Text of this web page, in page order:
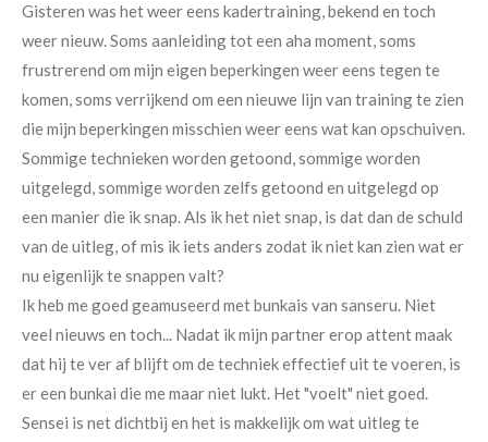
Gisteren was het weer eens kadertraining, bekend en toch
weer nieuw. Soms aanleiding tot een aha moment, soms
frustrerend om mijn eigen beperkingen weer eens tegen te
komen, soms verrijkend om een nieuwe lijn van training te zien
die mijn beperkingen misschien weer eens wat kan opschuiven.
Sommige technieken worden getoond, sommige worden
uitgelegd, sommige worden zelfs getoond en uitgelegd op
een manier die ik snap. Als ik het niet snap, is dat dan de schuld
van de uitleg, of mis ik iets anders zodat ik niet kan zien wat er
nu eigenlijk te snappen valt?
Ik heb me goed geamuseerd met bunkais van sanseru. Niet
veel nieuws en toch... Nadat ik mijn partner erop attent maak
dat hij te ver af blijft om de techniek effectief uit te voeren, is
er een bunkai die me maar niet lukt. Het "voelt" niet goed.
Sensei is net dichtbij en het is makkelijk om wat uitleg te